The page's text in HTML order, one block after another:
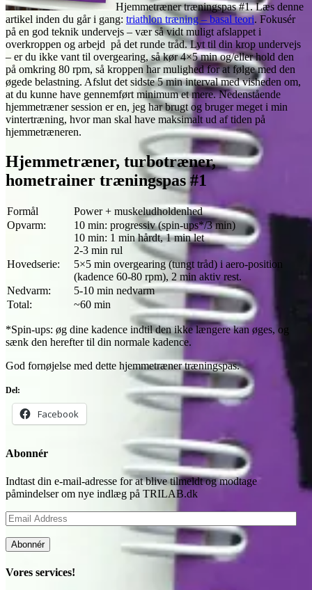
Hjemmetræner træningspas #1. Læs denne
artikel inden du går i gang: triathlon træning – basal teori. Fokusér
på en god teknik undervejs – vær så vidt muligt afslappet i
overkroppen og arbejd på det runde tråd. Lyt til din krop undervejs
– er du ikke vant til overgearing, så kør 4×5 min og/eller hold den
på omkring 80 rpm, så kroppen har mulighed for at følge med den
øgede belastning. Afslut det sidste 5 min interval med visheden om,
at du kunne have gennemført minimum et mere. Nedenstående
hjemmetræner session er en, jeg har brugt og bruger meget i min
vintertræning, hvor man skal have maksimalt ud af tiden på
hjemmetræneren.
Hjemmetræner, turbotræner,
hometrainer træningspas #1
Formål
Power + muskeludholdenhed
Opvarm:
10 min: progressiv (spin-ups*/3 min)
10 min: 1 min hårdt, 1 min let
2-3 min rul
Hovedserie:
5×5 min overgearing (tungt tråd) i aero-position
(kadence 60-80 rpm), 2 min aktiv rest.
Nedvarm:
5-10 min nedvarm
Total:
~60 min
*Spin-ups: øg dine kadence indtil den ikke længere kan øges, og
sænk den herefter til din normale kadence.
God fornøjelse med dette hjemmetræner træningspas.
Del:
Facebook
Abonnér
Indtast din e-mail-adresse for at blive tilmeldt og modtage
påmindelser om nye indlæg på TRILAB.dk
Email
Address
Abonnér
Vores services!